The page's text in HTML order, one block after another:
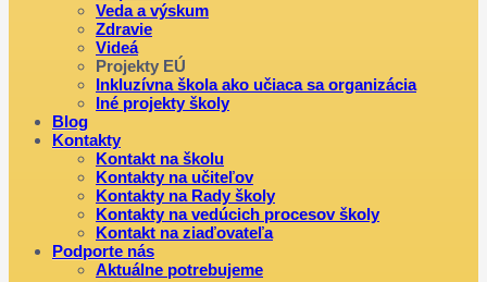
Veda a výskum
Zdravie
Videá
Projekty EÚ
Inkluzívna škola ako učiaca sa organizácia
Iné projekty školy
Blog
Kontakty
Kontakt na školu
Kontakty na učiteľov
Kontakty na Rady školy
Kontakty na vedúcich procesov školy
Kontakt na ziaďovateľa
Podporte nás
Aktuálne potrebujeme